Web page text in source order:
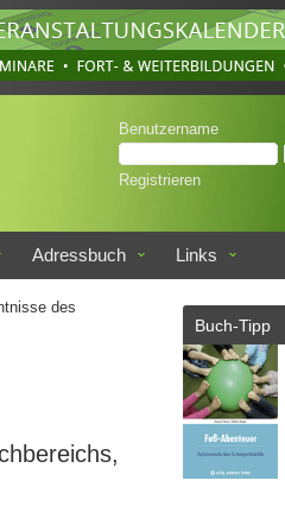
Benutzername
Registrieren
Adressbuch Links
des
Buch-Tipp